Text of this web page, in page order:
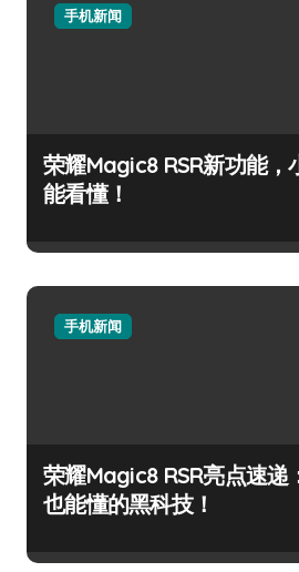
手机新闻
荣耀Magic8 RSR新功能，
能看懂！
手机新闻
荣耀Magic8 RSR亮点速递
也能懂的黑科技！